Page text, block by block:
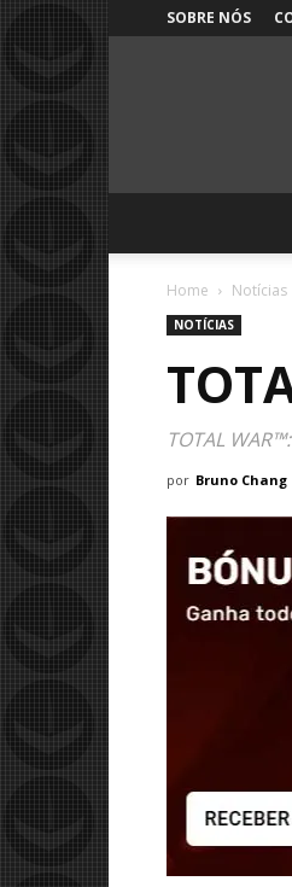
SOBRE NÓS
Home Notícias
NOTÍCIAS
TOTAL
por Bruno Chang